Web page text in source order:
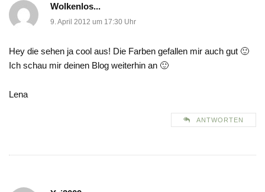
Wolkenlos...
9. April 2012 um 17:30 Uhr
Hey die sehen ja cool aus! Die Farben gefallen mir auch gut 🙂
Ich schau mir deinen Blog weiterhin an 🙂
Lena
ANTWORTEN